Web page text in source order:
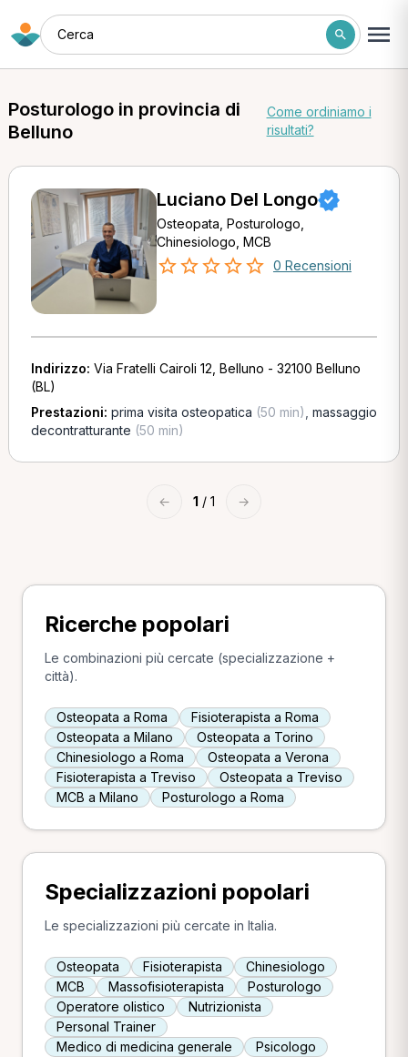
Cerca
Posturologo in provincia di
Belluno
Come ordiniamo i
risultati?
Luciano Del Longo
Osteopata, Posturologo,
Chinesiologo, MCB
0 Recensioni
Indirizzo: Via Fratelli Cairoli 12, Belluno - 32100 Belluno
(BL)
Prestazioni: prima visita osteopatica (50 min) massaggio
decontratturante (50 min)
← 1 / 1 →
Ricerche popolari
Le combinazioni più cercate (specializzazione +
città).
Osteopata a Roma
Fisioterapista a Roma
Osteopata a Milano
Osteopata a Torino
Chinesiologo a Roma
Osteopata a Verona
Fisioterapista a Treviso
Osteopata a Treviso
MCB a Milano
Posturologo a Roma
Specializzazioni popolari
Le specializzazioni più cercate in Italia.
Osteopata Fisioterapista
Chinesiologo
MCB
Massofisioterapista
Posturologo
Operatore olistico
Nutrizionista
Personal Trainer
Medico di medicina generale
Psicologo